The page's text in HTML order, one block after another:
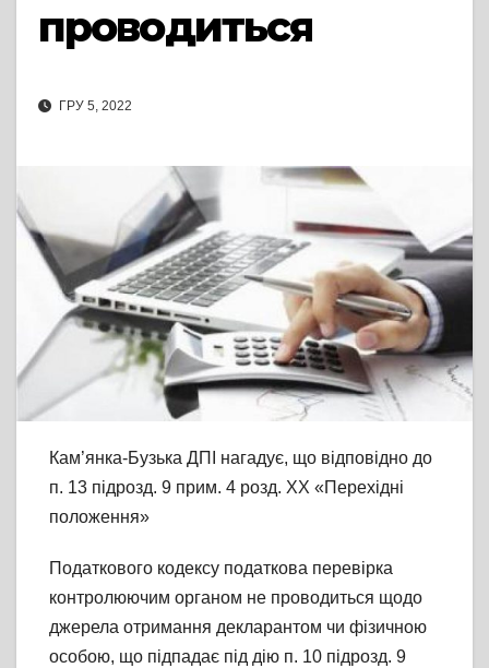
проводиться
ГРУ 5, 2022
Кам’янка-Бузька ДПІ нагадує, що відповідно до
п. 13 підрозд. 9 прим. 4 розд. ХХ «Перехідні
положення»
Податкового кодексу податкова перевірка
контролюючим органом не проводиться щодо
джерела отримання декларантом чи фізичною
особою, що підпадає під дію п. 10 підрозд. 9